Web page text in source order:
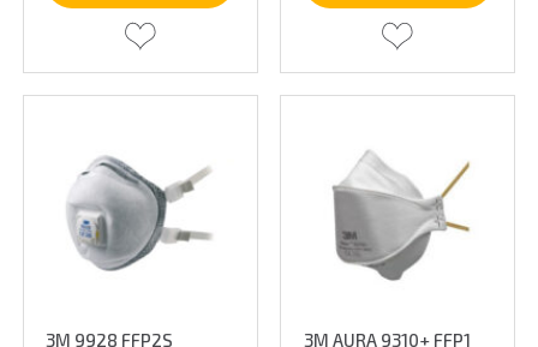
3M 9928 FFP2S 3M AURA 9310+ FFP1